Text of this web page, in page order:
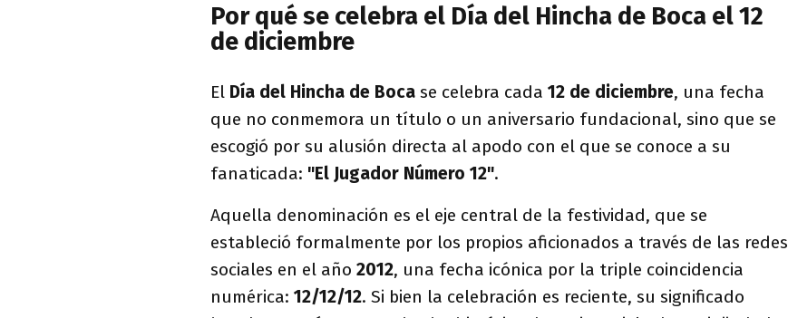
Por qué se celebra el Día del Hincha de Boca el 12
de diciembre
El Día del Hincha de Boca se celebra cada 12 de diciembre, una fecha
que no conmemora un título o un aniversario fundacional, sino que se
escogió por su alusión directa al apodo con el que se conoce a su
fanaticada: "El Jugador Número 12".
Aquella denominación es el eje central de la festividad, que se
estableció formalmente por los propios aficionados a través de las redes
sociales en el año 2012, una fecha icónica por la triple coincidencia
numérica: 12/12/12. Si bien la celebración es reciente, su significado